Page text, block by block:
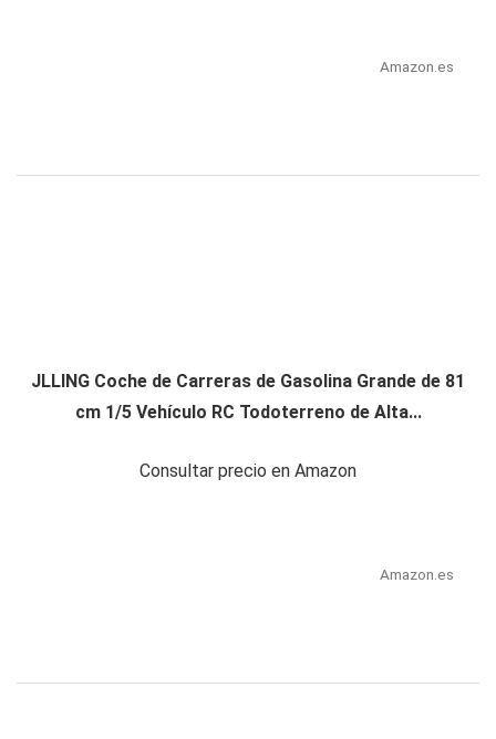
Amazon.es
JLLING Coche de Carreras de Gasolina Grande de 81
cm 1/5 Vehículo RC Todoterreno de Alta...
Consultar precio en Amazon
Amazon.es